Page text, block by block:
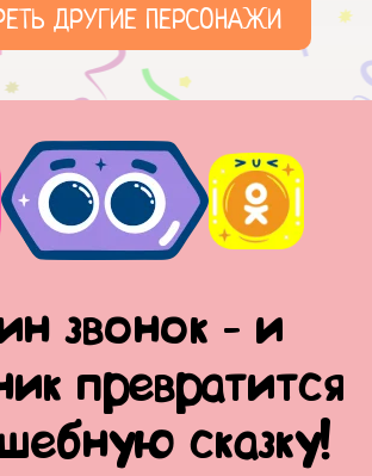
ДРУГИЕ ПЕРСОНАЖИ
звонок - и
превратится
сказку!